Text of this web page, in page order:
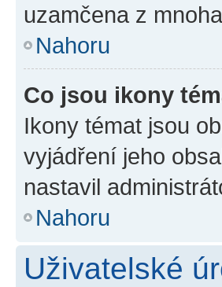
uzamčena z
Nahoru
Co jsou ikony
Ikony témat jsou
vyjádření jeho
nastavil
Nahoru
Uživatelské